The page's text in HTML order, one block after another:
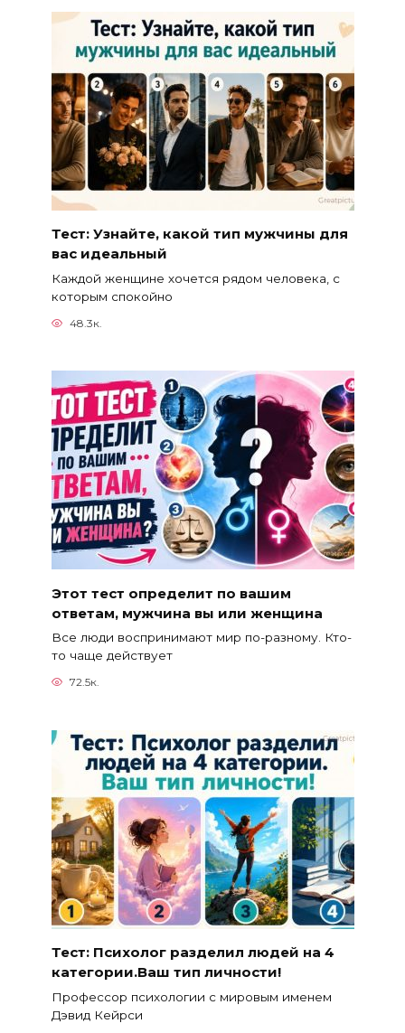
Тест: Узнайте, какой тип мужчины для
вас идеальный
Каждой женщине хочется рядом человека, с
которым спокойно
48.3к.
Этот тест определит по вашим
ответам, мужчина вы или женщина
Все люди воспринимают мир по-разному. Кто-
то чаще действует
72.5к.
Тест: Психолог разделил людей на 4
категории.Ваш тип личности!
Профессор психологии с мировым именем
Дэвид Кейрси